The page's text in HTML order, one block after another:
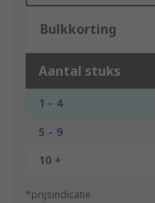
Bulkkorting
Aantal stuks
1 - 4
5 - 9
10 +
*prijsindicatie